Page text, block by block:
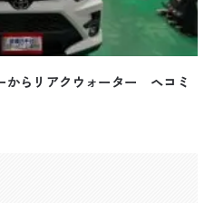
らリアクウォーター ヘコミ